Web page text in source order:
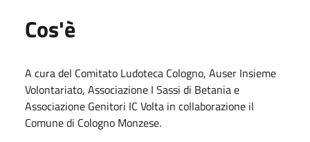
Cos'è
A cura del Comitato Ludoteca Cologno, Auser Insieme
Volontariato, Associazione I Sassi di Betania e
Associazione Genitori IC Volta in collaborazione il
Comune di Cologno Monzese.